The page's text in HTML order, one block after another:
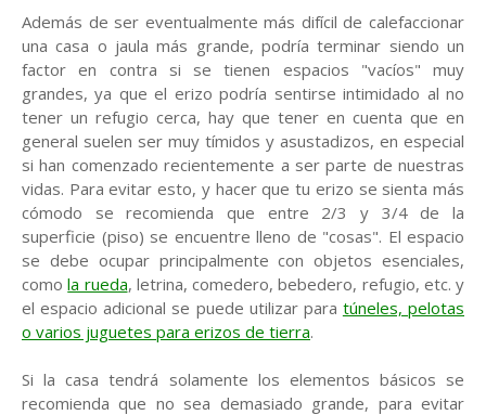
Además de ser eventualmente más difícil de calefaccionar
una casa o jaula más grande, podría terminar siendo un
factor en contra si se tienen espacios "vacíos" muy
grandes, ya que el erizo podría sentirse intimidado al no
tener un refugio cerca, hay que tener en cuenta que en
general suelen ser muy tímidos y asustadizos, en especial
si han comenzado recientemente a ser parte de nuestras
vidas. Para evitar esto, y hacer que tu erizo se sienta más
cómodo se recomienda que entre 2/3 y 3/4 de la
superficie (piso) se encuentre lleno de "cosas". El espacio
se debe ocupar principalmente con objetos esenciales,
comola rueda, letrina, comedero, bebedero, refugio, etc. y
el espacio adicional se puede utilizar para túneles, pelotas
o varios juguetes para erizos de tierra.
Si la casa tendrá solamente los elementos básicos se
recomienda que no sea demasiado grande, para evitar